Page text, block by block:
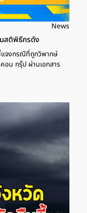
News
นสติพิธีกรดัง
แจงกรณีที่ถูกวิพากษ์
อน กรุ๊ป ผ่านเอกสาร